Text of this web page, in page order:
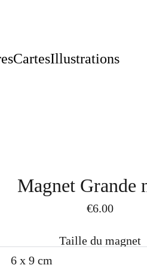
CartesIllustrations
Magnet Grande
€6.00
Taille du magnet